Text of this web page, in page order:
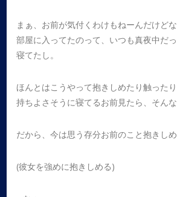
まぁ、お前が気付くわけもねーんだけどな
部屋に入ってたのって、いつも真夜中だ
寝てたし。
ほんとはこうやって抱きしめたり触った
持ちよさそうに寝てるお前見たら、そん
だから、今は思う存分お前のこと抱きしめ
(彼女を強めに抱きしめる)